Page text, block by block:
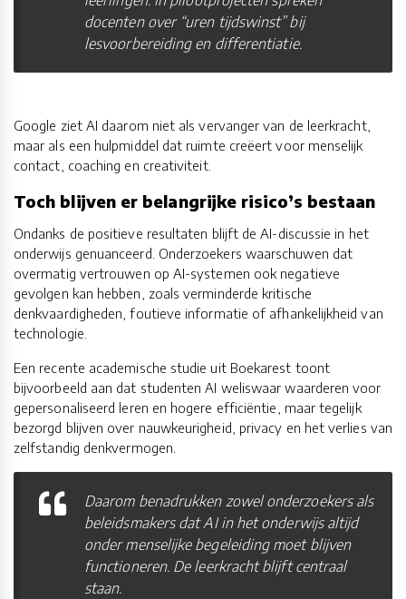
docenten over “uren tijdswinst” bij
lesvoorbereiding en differentiatie.
Google ziet AI daarom niet als vervanger van de leerkracht,
maar als een hulpmiddel dat ruimte creëert voor menselijk
contact, coaching en creativiteit.
Toch blijven er belangrijke risico’s bestaan
Ondanks de positieve resultaten blijft de AI-discussie in het
onderwijs genuanceerd. Onderzoekers waarschuwen dat
overmatig vertrouwen op AI-systemen ook negatieve
gevolgen kan hebben, zoals verminderde kritische
denkvaardigheden, foutieve informatie of afhankelijkheid van
technologie.
Een recente academische studie uit Boekarest toont
bijvoorbeeld aan dat studenten AI weliswaar waarderen voor
gepersonaliseerd leren en hogere efficiëntie, maar tegelijk
bezorgd blijven over nauwkeurigheid, privacy en het verlies van
zelfstandig denkvermogen.
Daarom benadrukken zowel onderzoekers als
beleidsmakers dat AI in het onderwijs altijd
onder menselijke begeleiding moet blijven
functioneren. De leerkracht blijft centraal
staan.